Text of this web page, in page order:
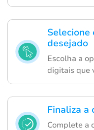
desejado
Escolha a
digitais que
Finaliza a
Complete a